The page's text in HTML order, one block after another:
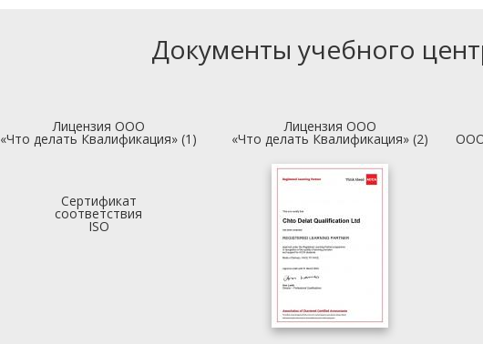
Документы учебного
Лицензия ООО
«Что делать Квалификация» (1)
Лицензия ООО
«Что делать Квалификация» (2) ООО
Сертификат
соответствия
ISO